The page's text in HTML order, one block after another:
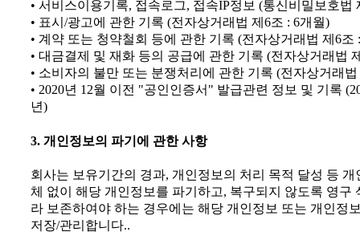
• 서비스이용기록, 접속로그, 접속IP정보 (통신비밀보호법
• 표시/광고에 관한 기록 (전자상거래법 제6조 : 6개월)
• 계약 또는 청약철회 등에 관한 기록 (전자상거래법 제6조
• 대금결제 및 재화 등의 공급에 관한 기록 (전자상거래법
• 소비자의 불만 또는 분쟁처리에 관한 기록 (전자상거래법
• 2020년 12월 이전 "공인인증서" 발급관련 정보 및 기록
년)
3. 개인정보의 파기에 관한 사항
회사는 보유기간의 경과, 개인정보의 처리 목적 달성 등
체 없이 해당 개인정보를 파기하고, 복구되지 않도록 영구
라 보존하여야 하는 경우에는 해당 개인정보 또는 개인정
저장/관리합니다..